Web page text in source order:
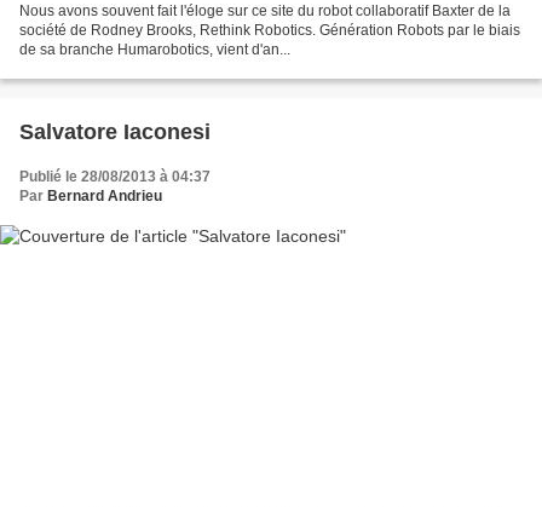
Nous avons souvent fait l'éloge sur ce site du robot collaboratif Baxter de la
société de Rodney Brooks, Rethink Robotics. Génération Robots par le biais
de sa branche Humarobotics, vient d'an...
Salvatore Iaconesi
Publié le 28/08/2013 à 04:37
Par Bernard Andrieu